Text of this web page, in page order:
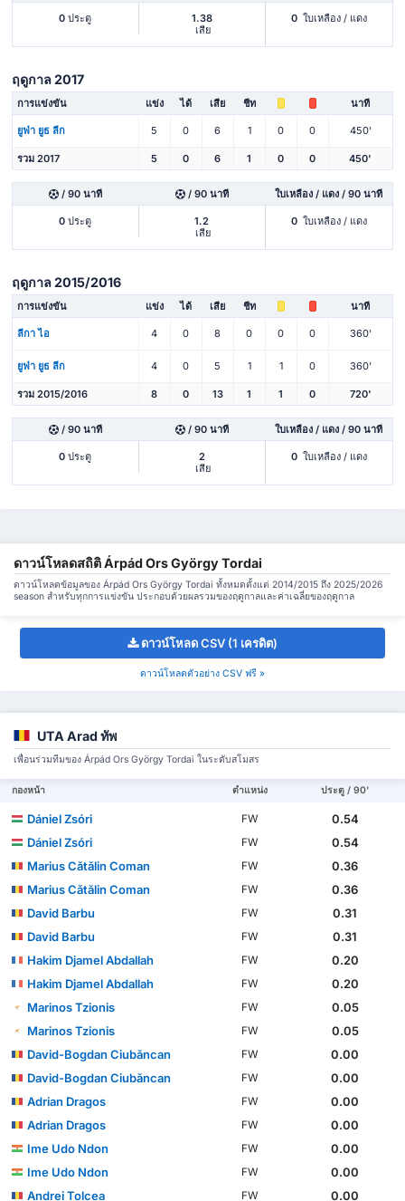
0 ประตู
1.38
เสีย
0 ใบเหลือง / แดง
ฤดูกาล 2017
การแข่งขัน แข่ง ได้ เสีย ชีท นาที
ยูฟ่า ยูธ ลีก 5 0 6 1 0 0 450'
รวม 2017 5 0 6 1 0 0 450'
/ 90 นาที / 90 นาที ใบเหลือง / แดง / 90 นาที
0 ประตู
1.2
เสีย
0 ใบเหลือง / แดง
ฤดูกาล 2015/2016
การแข่งขัน แข่ง ได้ เสีย ชีท นาที
ลีกา ไอ 4 0 8 0 0 0 360'
ยูฟ่า ยูธ ลีก 4 0 5 1 1 0 360'
รวม 2015/2016 8 0 13 1 1 0 720'
/ 90 นาที / 90 นาที ใบเหลือง / แดง / 90 นาที
0 ประตู
2
เสีย
0 ใบเหลือง / แดง
ดาวน์โหลดสถิติ Árpád Ors György Tordai
ดาวน์โหลดข้อมูลของ Árpád Ors György Tordai ทั้งหมดตั้งแต่ 2014/2015 ถึง 2025/2026
season สำหรับทุกการแข่งขัน ประกอบด้วยผลรวมของฤดูกาลและค่าเฉลี่ยของฤดูกาล
ดาวน์โหลด CSV (1 เครดิต)
ดาวน์โหลดตัวอย่าง CSV ฟรี »
UTA Arad ทัพ
เพื่อนร่วมทีมของ Árpád Ors György Tordai ในระดับสโมสร
กองหน้า ตำแหน่ง ประตู / 90'
Dániel Zsóri FW
0.54
Dániel Zsóri
FW
0.54
Marius Cătălin Coman
FW
0.36
Marius Cătălin Coman
FW
0.36
David Barbu
FW
0.31
David Barbu
FW
0.31
Hakim Djamel Abdallah
FW
0.20
Hakim Djamel Abdallah
FW
0.20
Marinos Tzionis
FW
0.05
Marinos Tzionis
FW
0.05
David-Bogdan Ciubăncan
FW
0.00
David-Bogdan Ciubăncan
FW
0.00
Adrian Dragos
FW
0.00
Adrian Dragos
FW
0.00
Ime Udo Ndon
FW
0.00
Ime Udo Ndon
FW
0.00
Andrei Tolcea
FW 0.00